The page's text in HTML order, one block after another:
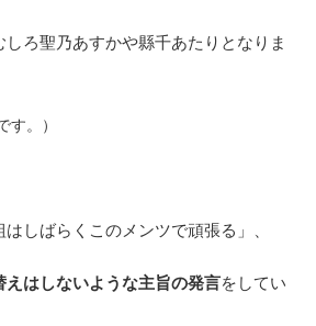
ろ聖乃あすかや縣千あたりとなりま
す。）
しばらくこのメンツで頑張る」、
えはしないような主旨の発言をしてい